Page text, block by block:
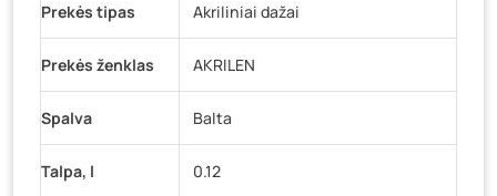
Prekės tipas Akriliniai dažai
Prekės ženklas AKRILEN
Spalva Balta
Talpa, l 0.12